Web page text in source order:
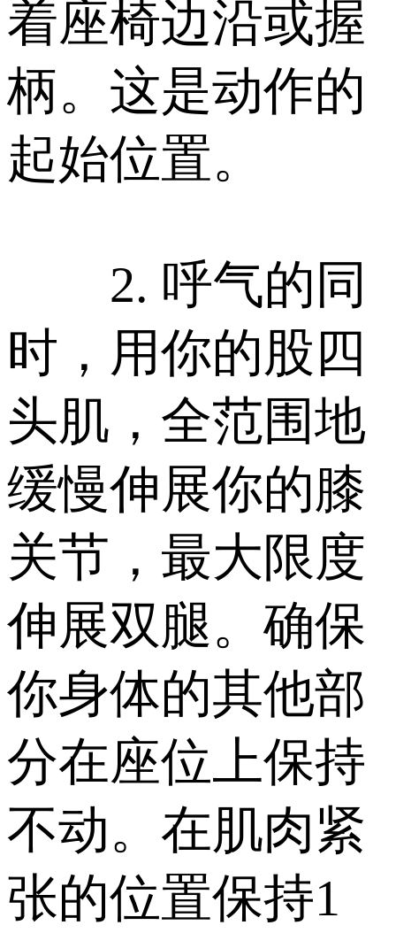
着座椅边沿或握
柄。这是动作的
起始位置。
2. 呼气的同
时，用你的股四
头肌，全范围地
缓慢伸展你的膝
关节，最大限度
伸展双腿。确保
你身体的其他部
分在座位上保持
不动。在肌肉紧
张的位置保持1